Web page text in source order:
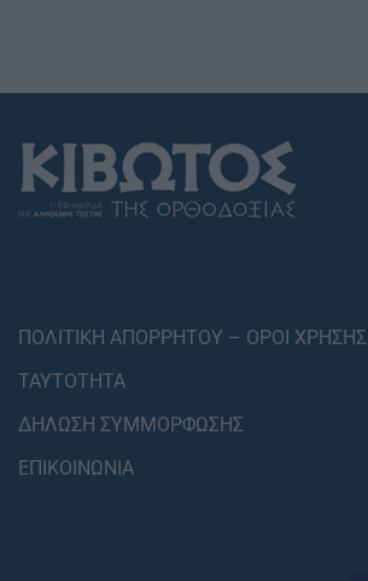
ΠΟΛΙΤΙΚΗ ΑΠΟΡΡΗΤΟΥ – ΟΡΟΙ ΧΡΗΣΗΣ
ΤΑΥΤΟΤΗΤΑ
ΔΗΛΩΣΗ ΣΥΜΜΟΡΦΩΣΗΣ
ΕΠΙΚΟΙΝΩΝΙΑ